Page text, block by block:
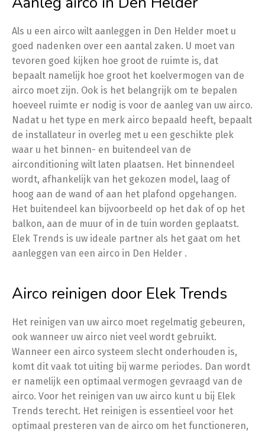
Als u een airco wilt aanleggen in Den Helder moet u
goed nadenken over een aantal zaken. U moet van
tevoren goed kijken hoe groot de ruimte is, dat
bepaalt namelijk hoe groot het koelvermogen van de
airco moet zijn. Ook is het belangrijk om te bepalen
hoeveel ruimte er nodig is voor de aanleg van uw airco.
Nadat u het type en merk airco bepaald heeft, bepaalt
de installateur in overleg met u een geschikte plek
waar u het binnen- en buitendeel van de
airconditioning wilt laten plaatsen. Het binnendeel
wordt, afhankelijk van het gekozen model, laag of
hoog aan de wand of aan het plafond opgehangen.
Het buitendeel kan bijvoorbeeld op het dak of op het
balkon, aan de muur of in de tuin worden geplaatst.
Elek Trends is uw ideale partner als het gaat om het
aanleggen van een airco in Den Helder .
Airco reinigen door Elek Trends
Het reinigen van uw airco moet regelmatig gebeuren,
ook wanneer uw airco niet veel wordt gebruikt.
Wanneer een airco systeem slecht onderhouden is,
komt dit vaak tot uiting bij warme periodes. Dan wordt
er namelijk een optimaal vermogen gevraagd van de
airco. Voor het reinigen van uw airco kunt u bij Elek
Trends terecht. Het reinigen is essentieel voor het
optimaal presteren van de airco om het functioneren,